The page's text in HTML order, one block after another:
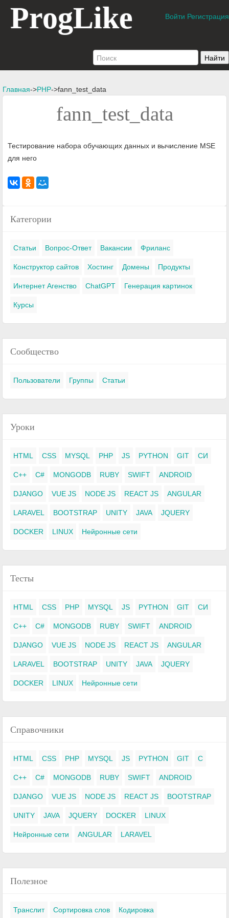
ProgLike Войти Регистрация
Главная->PHP->fann_test_data
fann_test_data
Тестирование набора обучающих данных и вычисление MSE
для него
Категории
Статьи Вопрос-Ответ Вакансии Фриланс
Конструктор сайтов Хостинг Домены Продукты
Интернет Агенство ChatGPT Генерация картинок
Курсы
Сообщество
Пользователи Группы Статьи
Уроки
HTML CSS MYSQL PHP JS PYTHON GIT СИ
C++ C# MONGODB RUBY SWIFT ANDROID
DJANGO VUE JS NODE JS REACT JS ANGULAR
LARAVEL BOOTSTRAP UNITY JAVA JQUERY
DOCKER LINUX Нейронные сети
Тесты
HTML CSS PHP MYSQL JS PYTHON GIT СИ
C++ C# MONGODB RUBY SWIFT ANDROID
DJANGO VUE JS NODE JS REACT JS ANGULAR
LARAVEL BOOTSTRAP UNITY JAVA JQUERY
DOCKER LINUX Нейронные сети
Справочники
HTML CSS PHP MYSQL JS PYTHON GIT C
C++ C# MONGODB RUBY SWIFT ANDROID
DJANGO VUE JS NODE JS REACT JS BOOTSTRAP
UNITY JAVA JQUERY DOCKER LINUX
Нейронные сети ANGULAR LARAVEL
Полезное
Транслит Сортировка слов Кодировка